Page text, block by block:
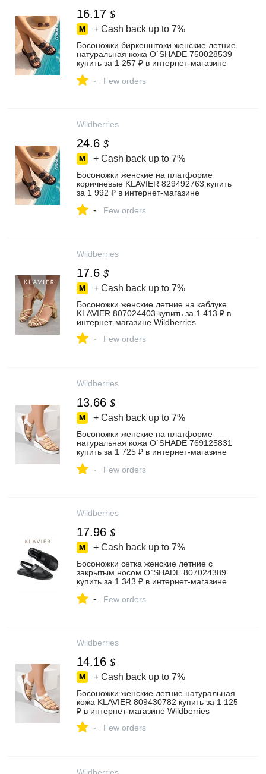
16.17 $
+ Cash back up to 7%
Босоножки биркенштоки женские летние
натуральная кожа O`SHADE 750028539
купить за 1 257 ₽ в интернет‑магазине
- Few orders
Wildberries
24.6 $
+ Cash back up to 7%
Босоножки женские на платформе
коричневые KLAVIER 829492763 купить
за 1 992 ₽ в интернет‑магазине
- Few orders
Wildberries
17.6 $
+ Cash back up to 7%
Босоножки женские летние на каблуке
KLAVIER 807024403 купить за 1 413 ₽ в
интернет‑магазине Wildberries
- Few orders
Wildberries
13.66 $
+ Cash back up to 7%
Босоножки женские на платформе
натуральная кожа O`SHADE 769125831
купить за 1 725 ₽ в интернет‑магазине
- Few orders
Wildberries
17.96 $
+ Cash back up to 7%
Босоножки сетка женские летние с
закрытым носом O`SHADE 807024389
купить за 1 343 ₽ в интернет‑магазине
- Few orders
Wildberries
14.16 $
+ Cash back up to 7%
Босоножки женские летние натуральная
кожа KLAVIER 809430782 купить за 1 125
₽ в интернет‑магазине Wildberries
- Few orders